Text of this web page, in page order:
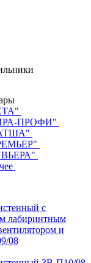
ПРОФИ"
с
лабиринтным
и
08